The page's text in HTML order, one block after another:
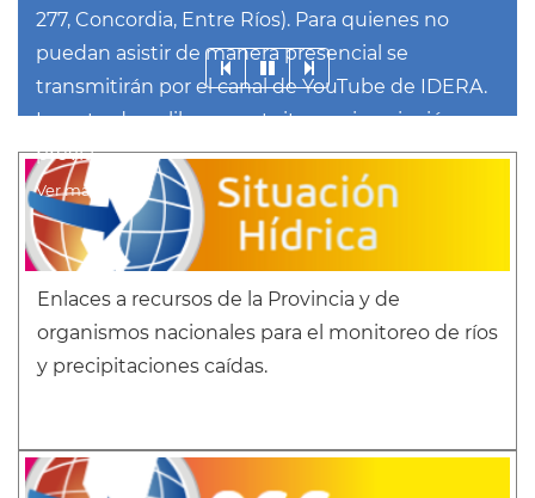
277, Concordia, Entre Ríos). Para quienes no
puedan asistir de manera presencial se
transmitirán por el canal de YouTube de IDERA.
La entrada es libre y gratuita con inscripción
previa.
Ver más
Enlaces a recursos de la Provincia y de
organismos nacionales para el monitoreo de ríos
y precipitaciones caídas.